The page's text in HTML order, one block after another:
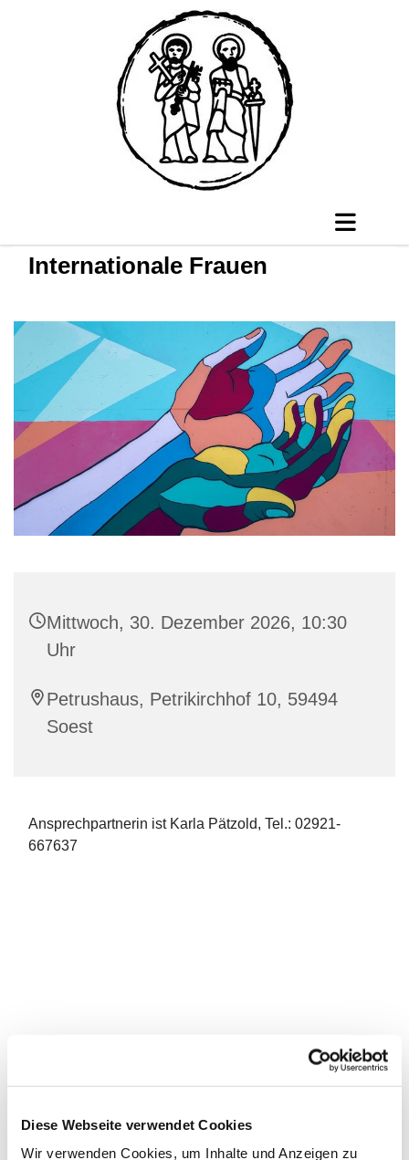
Diese Webseite verwendet Cookies
Wir verwenden Cookies, um Inhalte und Anzeigen zu
Internationale Frauen
Mittwoch, 30. Dezember 2026, 10:30
Uhr
Petrushaus, Petrikirchhof 10, 59494
Soest
Ansprechpartnerin ist Karla Pätzold, Tel.: 02921-
667637